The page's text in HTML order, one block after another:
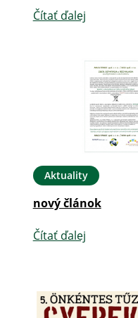
Čítať ďalej
Aktuality
nový článok
Čítať ďalej